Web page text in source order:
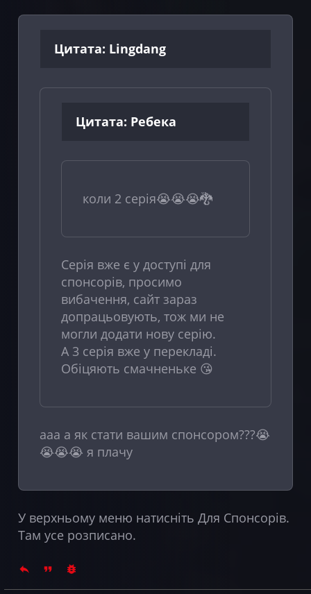
Цитата: Lingdang
Цитата: Ребека
коли 2 серія😭😭😭🐉
Серія вже є у доступі для
спонсорів, просимо
вибачення, сайт зараз
допрацьовують, тож ми не
могли додати нову серію.
А 3 серія вже у перекладі.
Обіцяють смачненьке 😘
ааа а як стати вашим спонсором???😭
😭😭😭 я плачу
У верхньому меню натисніть Для Спонсорів.
Там усе розписано.